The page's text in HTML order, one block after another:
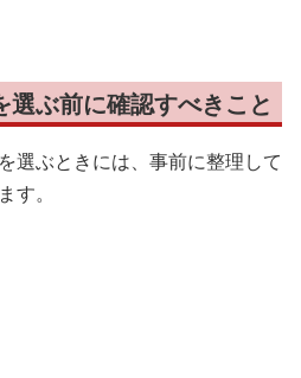
ぶ前に確認すべきこと
選ぶときには、事前に整理して
す。